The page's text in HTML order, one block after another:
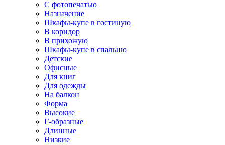
С фотопечатью
Назначение
Шкафы-купе в гостиную
В коридор
В прихожую
Шкафы-купе в спальню
Детские
Офисные
Для книг
Для одежды
На балкон
Форма
Высокие
Г-образные
Длинные
Низкие